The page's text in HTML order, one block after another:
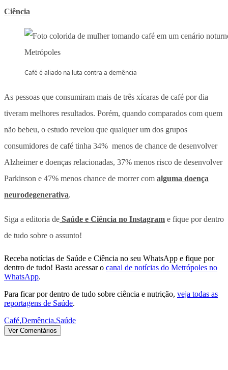
Ciência
Café é aliado na luta contra a demência
As pessoas que consumiram mais de três xícaras de café por dia
tiveram melhores resultados. Porém, quando comparados com quem
não bebeu, o estudo revelou que qualquer um dos grupos
consumidores de café tinha 34% menos de chance de desenvolver
Alzheimer e doenças relacionadas, 37% menos risco de desenvolver
Parkinson e 47% menos chance de morrer com alguma doença
neurodegenerativa.
Siga a editoria de Saúde e Ciência no Instagram e fique por dentro
de tudo sobre o assunto!
Receba notícias de Saúde e Ciência no seu WhatsApp e fique por
dentro de tudo! Basta acessar o canal de notícias do Metrópoles no
WhatsApp.
Para ficar por dentro de tudo sobre ciência e nutrição, veja todas as
reportagens de Saúde.
Café,Demência,Saúde
Ver Comentários